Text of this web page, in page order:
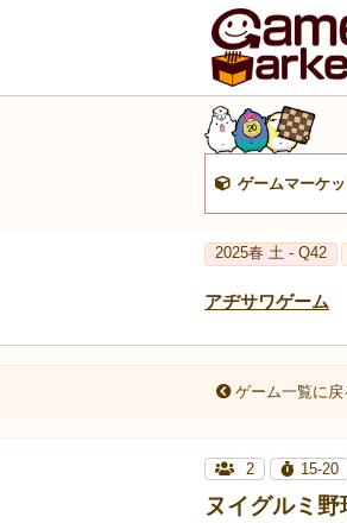
ゲームマーケ
2025春 土 - Q42
アヂサワゲーム
ゲーム一覧に戻
2 15-20
ヌイグルミ